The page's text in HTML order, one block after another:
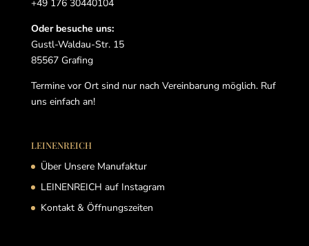
+49 176 30440104
Oder besuche uns:
Gustl-Waldau-Str. 15
85567 Grafing
Termine vor Ort sind nur nach Vereinbarung möglich. Ruf
uns einfach an!
LEINENREICH
Über Unsere Manufaktur
LEINENREICH auf Instagram
Kontakt & Öffnungszeiten